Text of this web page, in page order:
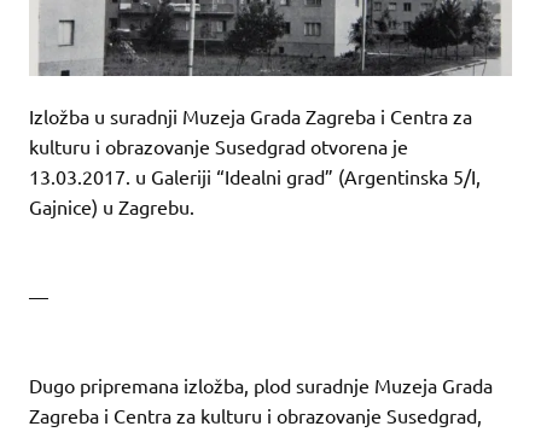
Izložba u suradnji Muzeja Grada Zagreba i Centra za
kulturu i obrazovanje Susedgrad otvorena je
13.03.2017. u Galeriji “Idealni grad” (Argentinska 5/I,
Gajnice) u Zagrebu.
—
Dugo pripremana izložba, plod suradnje Muzeja Grada
Zagreba i Centra za kulturu i obrazovanje Susedgrad,